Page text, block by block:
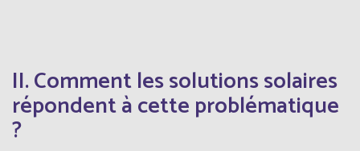
II. Comment les solutions solaires
répondent à cette problématique
?